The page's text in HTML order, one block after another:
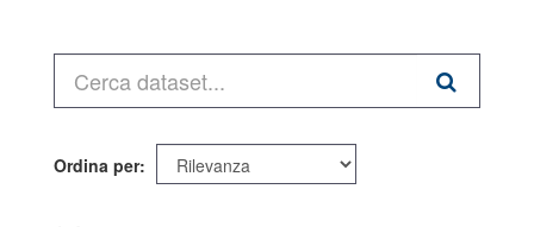
Ordina per